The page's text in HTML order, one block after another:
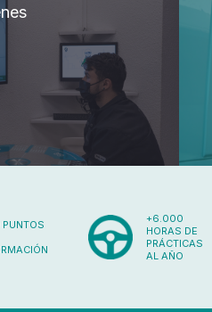
+6.000
HORAS DE
PRÁCTICAS
AL AÑO